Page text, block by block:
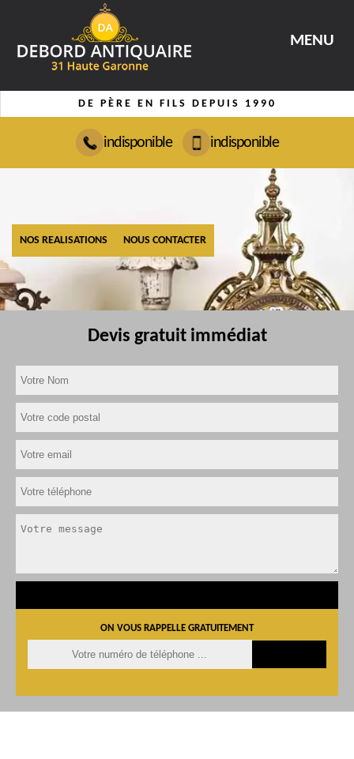
MENU
DE PÈRE EN FILS DEPUIS 1990
indisponible indisponible
NOS REALISATIONS NOUS CONTACTER
Devis gratuit immédiat
ON VOUS RAPPELLE GRATUITEMENT